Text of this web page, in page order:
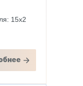
15х2